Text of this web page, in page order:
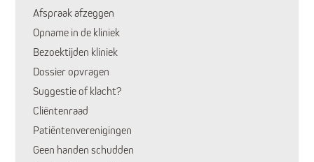
Afspraak afzeggen
Opname in de kliniek
Bezoektijden kliniek
Dossier opvragen
Suggestie of klacht?
Cliëntenraad
Patiëntenverenigingen
Geen handen schudden